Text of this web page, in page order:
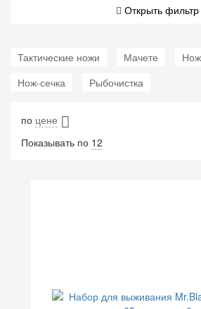
Открыть фильтр
Тактические ножи Мачете
Нож-сечка
Рыбочистка
по цене
Показывать по 12